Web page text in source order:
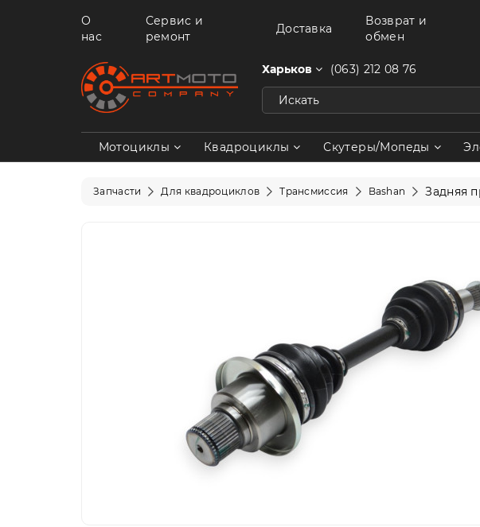
О
нас
Сервис и
ремонт
Доставка
Возврат и
обмен
Харьков (063) 212 08 76
Мотоциклы Квадроциклы Скутеры/Мопеды
Запчасти Для квадроциклов Трансмиссия Bashan Задняя